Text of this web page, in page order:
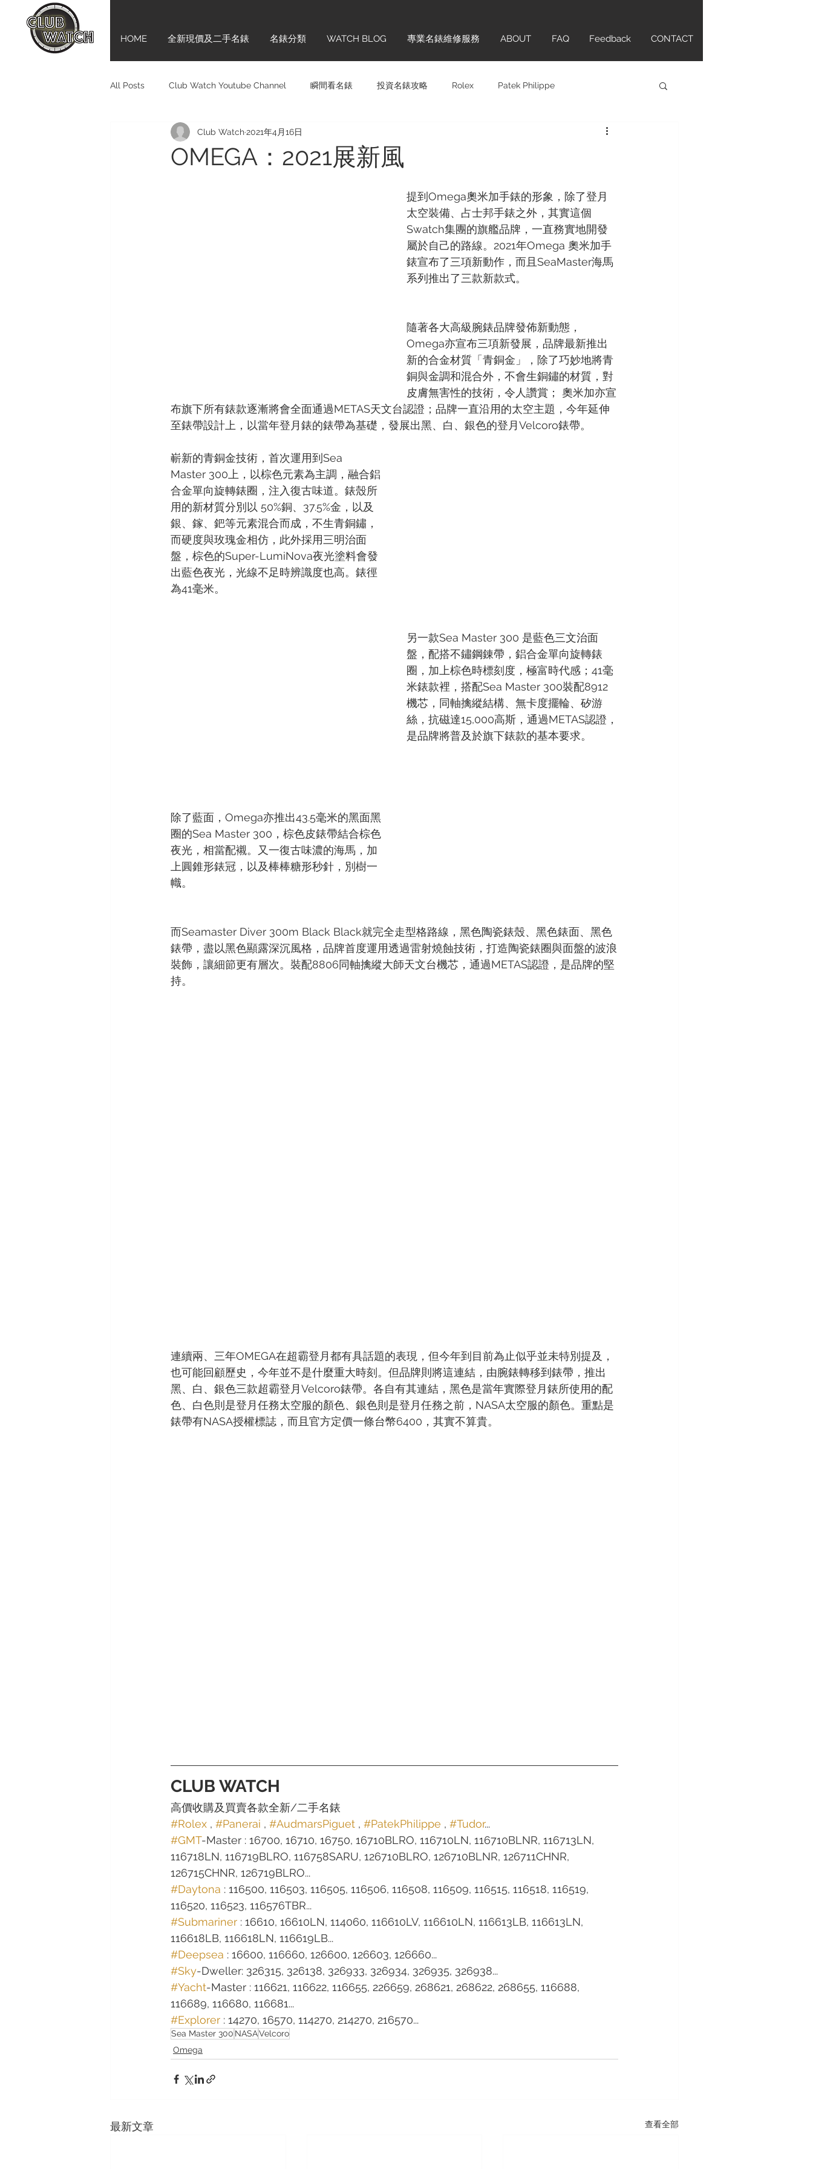
HOME 全新現價及二手名錶 名錶分類 WATCH BLOG 專業名錶維修服務 ABOUT FAQ Feedback CONTACT
All Posts Club Watch Youtube Channel 瞬間看名錶 投資名錶攻略 Rolex Patek Philippe
Audemars Piguet Tudor Panerai
BREITLING TAG HEUER BLANCPAIN HAMILTON
OMEGA：2021展新風
Club Watch2021年4月16日
提到Omega奧米加手錶的形象，除了登月
太空裝備、占士邦手錶之外，其實這個
Swatch集團的旗艦品牌，一直務實地開發
屬於自己的路線。2021年Omega 奧米加手
錶宣布了三項新動作，而且SeaMaster海馬
系列推出了三款新款式。
隨著各大高級腕錶品牌發佈新動態，
Omega亦宣布三項新發展，品牌最新推出
新的合金材質「青銅金」，除了巧妙地將青
銅與金調和混合外，不會生銅鏽的材質，對
皮膚無害性的技術，令人讚賞； 奧米加亦宣
布旗下所有錶款逐漸將會全面通過METAS天文台認證；品牌一直沿用的太空主題，今年延伸
至錶帶設計上，以當年登月錶的錶帶為基礎，發展出黑、白、銀色的登月Velcoro錶帶。
嶄新的青銅金技術，首次運用到Sea
Master 300上，以棕色元素為主調，融合鋁
合金單向旋轉錶圈，注入復古味道。錶殼所
用的新材質分別以 50%銅、37.5%金，以及
銀、鎵、鈀等元素混合而成，不生青銅鏽，
而硬度與玫瑰金相仿，此外採用三明治面
盤，棕色的Super-LumiNova夜光塗料會發
出藍色夜光，光線不足時辨識度也高。錶徑
為41毫米。
另一款Sea Master 300 是藍色三文治面
盤，配搭不鏽鋼錬帶，鋁合金單向旋轉錶
圈，加上棕色時標刻度，極富時代感；41毫
米錶款裡，搭配Sea Master 300裝配8912
機芯，同軸擒縱結構、無卡度擺輪、矽游
絲，抗磁達15,000高斯，通過METAS認證，
是品牌將普及於旗下錶款的基本要求。
除了藍面，Omega亦推出43.5毫米的黑面黑
圈的Sea Master 300，棕色皮錶帶結合棕色
夜光，相當配襯。又一復古味濃的海馬，加
上圓錐形錶冠，以及棒棒糖形秒針，別樹一
幟。
而Seamaster Diver 300m Black Black就完全走型格路線，黑色陶瓷錶殼、黑色錶面、黑色
錶帶，盡以黑色顯露深沉風格，品牌首度運用透過雷射燒蝕技術，打造陶瓷錶圈與面盤的波浪
裝飾，讓細節更有層次。裝配8806同軸擒縱大師天文台機芯，通過METAS認證，是品牌的堅
持。
連續兩、三年OMEGA在超霸登月都有具話題的表現，但今年到目前為止似乎並未特別提及，
也可能回顧歷史，今年並不是什麼重大時刻。但品牌則將這連結，由腕錶轉移到錶帶，推出
黑、白、銀色三款超霸登月Velcoro錶帶。各自有其連結，黑色是當年實際登月錶所使用的配
色、白色則是登月任務太空服的顏色、銀色則是登月任務之前，NASA太空服的顏色。重點是
錶帶有NASA授權標誌，而且官方定價一條台幣6400，其實不算貴。
CLUB WATCH
高價收購及買賣各款全新/二手名錶
#Rolex , #Panerai , #AudmarsPiguet , #PatekPhilippe , #Tudor...
#GMT-Master : 16700, 16710, 16750, 16710BLRO, 116710LN, 116710BLNR, 116713LN,
116718LN, 116719BLRO, 116758SARU, 126710BLRO, 126710BLNR, 126711CHNR,
126715CHNR, 126719BLRO...
#Daytona : 116500, 116503, 116505, 116506, 116508, 116509, 116515, 116518, 116519,
116520, 116523, 116576TBR...
#Submariner : 16610, 16610LN, 114060, 116610LV, 116610LN, 116613LB, 116613LN,
116618LB, 116618LN, 116619LB...
#Deepsea : 16600, 116660, 126600, 126603, 126660...
#Sky-Dweller: 326315, 326138, 326933, 326934, 326935, 326938...
#Yacht-Master : 116621, 116622, 116655, 226659, 268621, 268622, 268655, 116688,
116689, 116680, 116681...
#Explorer : 14270, 16570, 114270, 214270, 216570...
Sea Master 300 NASAVelcoro
Omega
最新文章 查看全部